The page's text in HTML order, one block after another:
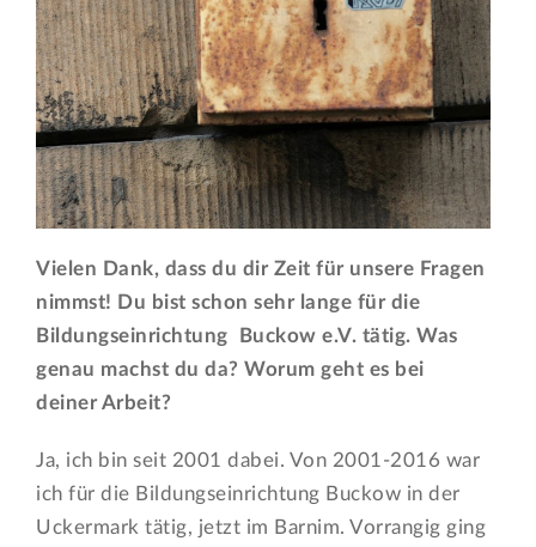
Vielen Dank, dass du dir Zeit für unsere Fragen
nimmst! Du bist schon sehr lange für die
Bildungseinrichtung Buckow e.V. tätig. Was
genau machst du da? Worum geht es bei
deiner Arbeit?
Ja, ich bin seit 2001 dabei. Von 2001-2016 war
ich für die Bildungseinrichtung Buckow in der
Uckermark tätig, jetzt im Barnim. Vorrangig ging